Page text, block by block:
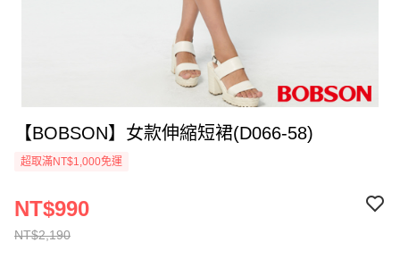
【BOBSON】女款伸縮短裙(D066-58)
超取滿NT$1,000免運
NT$2,190
NT$990